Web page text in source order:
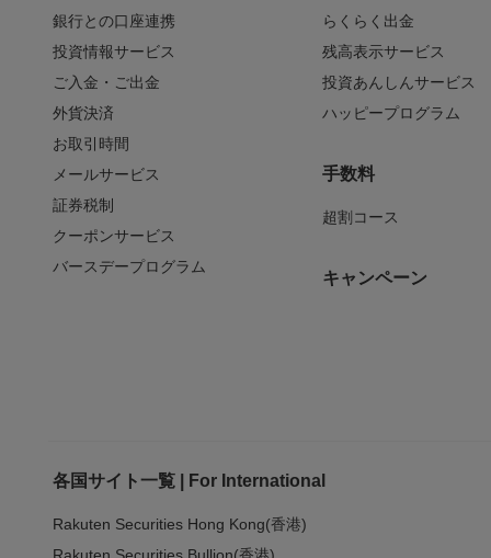
銀行との口座連携
投資情報サービス
ご入金・ご出金
外貨決済
お取引時間
メールサービス
証券税制
クーポンサービス
バースデープログラム
らくらく出金
残高表示サービス
投資あんしんサービス
ハッピープログラム
手数料
超割コース
キャンペーン
各国サイト一覧 | For International
Rakuten Securities Hong Kong(香港)